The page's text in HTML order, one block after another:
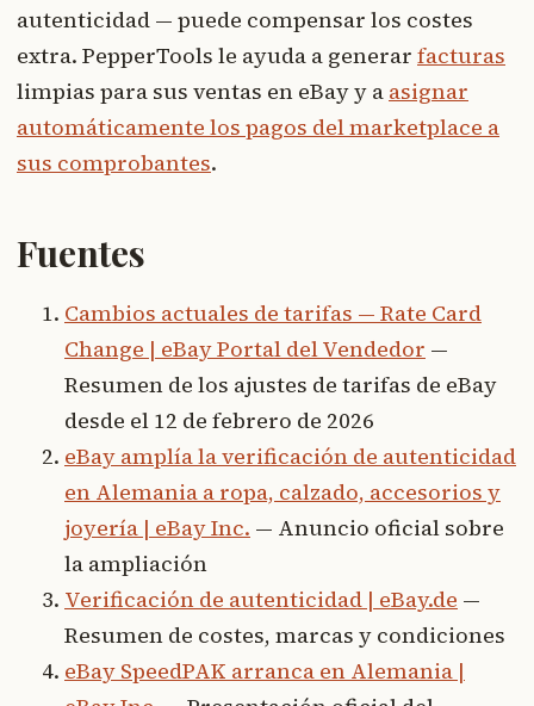
autenticidad — puede compensar los costes
extra. PepperTools le ayuda a generar facturas
limpias para sus ventas en eBay y a asignar
automáticamente los pagos del marketplace a
sus comprobantes.
Fuentes
Cambios actuales de tarifas — Rate Card
Change | eBay Portal del Vendedor —
Resumen de los ajustes de tarifas de eBay
desde el 12 de febrero de 2026
eBay amplía la verificación de autenticidad
en Alemania a ropa, calzado, accesorios y
joyería | eBay Inc. — Anuncio oficial sobre
la ampliación
Verificación de autenticidad | eBay.de —
Resumen de costes, marcas y condiciones
eBay SpeedPAK arranca en Alemania |